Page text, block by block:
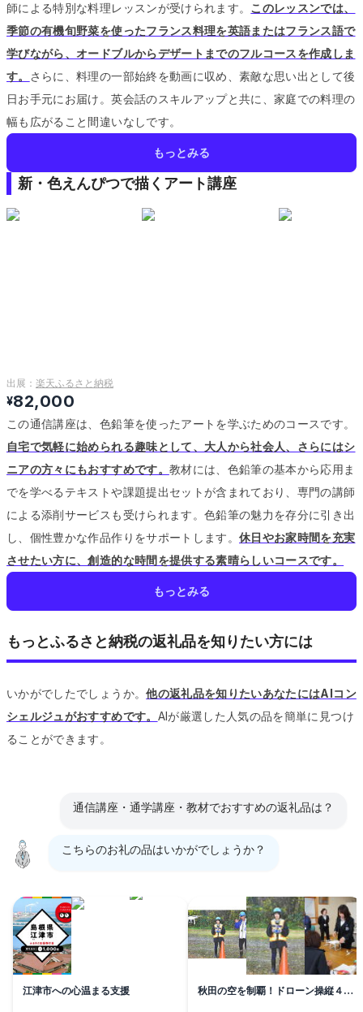
師による特別な料理レッスンが受けられます。 このレッスンでは、
季節の有機旬野菜を使ったフランス料理を英語またはフランス語で
学びながら、オードブルからデザートまでのフルコースを作成しま
す。
さらに、料理の一部始終を動画に収め、素敵な思い出として後
日お手元にお届け。英会話のスキルアップと共に、家庭での料理の
幅も広がること間違いなしです。
もっとみる
新・色えんぴつで描くアート講座
出展： 楽天ふるさと納税
¥82,000
この通信講座は、色鉛筆を使ったアートを学ぶためのコースです。
自宅で気軽に始められる趣味として、大人から社会人、さらにはシ
ニアの方々にもおすすめです。 教材には、色鉛筆の基本から応用ま
でを学べるテキストや課題提出セットが含まれており、専門の講師
による添削サービスも受けられます。 色鉛筆の魅力を存分に引き出
し、個性豊かな作品作りをサポートします。 休日やお家時間を充実
させたい方に、創造的な時間を提供する素晴らしいコースです。
もっとみる
もっとふるさと納税の返礼品を知りたい方には
いかがでしたでしょうか。他の返礼品を知りたいあなたにはAIコン
シェルジュがおすすめです。 AIが厳選した人気の品を簡単に見つけ
ることができます。
通信講座・通学講座・教材でおすすめの返礼品は？
こちらのお礼の品はいかがでしょうか？
江津市への心温まる支援
秋田の空を制覇！ドローン操縦４日